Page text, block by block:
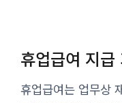
휴업급여 지급
휴업급여는 업무상